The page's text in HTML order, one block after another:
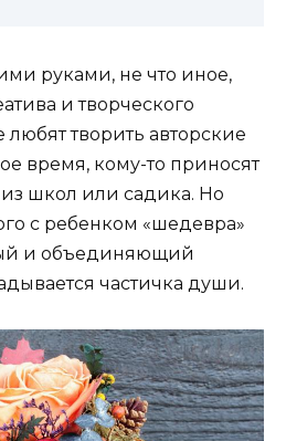
руками, не что иное,
и творческого
творить авторские
время, кому-то приносят
школ или садика. Но
с ребенком «шедевра»
и объединяющий
частичка души.